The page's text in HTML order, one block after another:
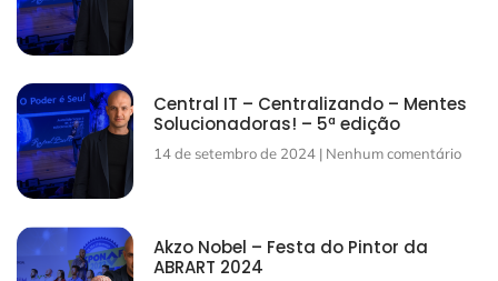
Central IT – Centralizando – Mentes
Solucionadoras! – 5ª edição
14 de setembro de 2024 Nenhum comentário
Akzo Nobel – Festa do Pintor da
ABRART 2024